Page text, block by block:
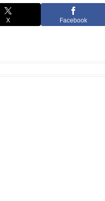
X Facebook